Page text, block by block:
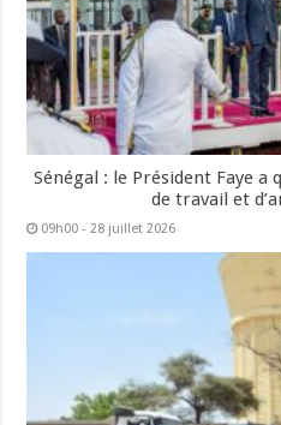
Sénégal : le Président Faye
de travail et
09h00 - 28 juillet 2026